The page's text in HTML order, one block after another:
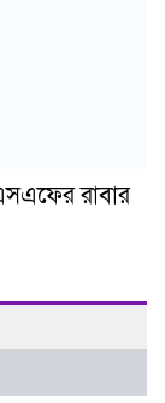
রাবার